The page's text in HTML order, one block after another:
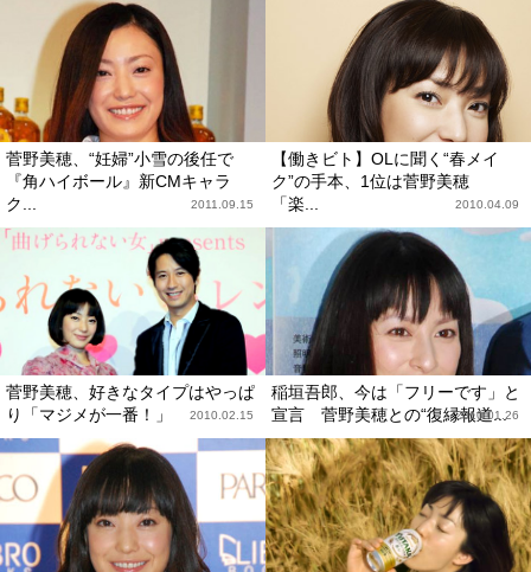
菅野美穂、“妊婦”小雪の後任で
『角ハイボール』新CMキャラ
ク...
2011.09.15
【働きビト】OLに聞く“春メイ
ク”の手本、1位は菅野美穂
「楽...
2010.04.09
菅野美穂、好きなタイプはやっぱ
り「マジメが一番！」
2010.02.15
稲垣吾郎、今は「フリーです」と
宣言 菅野美穂との“復縁報道...
2010.01.26